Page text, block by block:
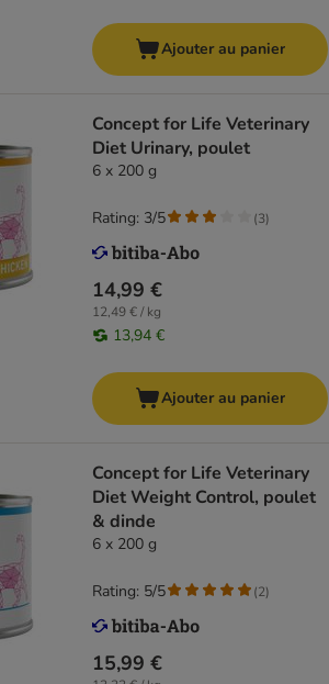
Ajouter au panier
Concept for Life Veterinary
Diet Urinary, poulet
6 x 200 g
14,99 €
12,49 € / kg
13,94 €
Rating: 3/5 (3)
Ajouter au panier
Concept for Life Veterinary
Diet Weight Control, poulet
& dinde
6 x 200 g
15,99 €
Rating: 5/5 (2)